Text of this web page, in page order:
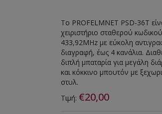
Το PROFELMNET PSD-36T
χειριστήριο σταθερού κωδικού
433,92MHz με εύκολη
διαγραφή, έως 4 κανάλια.
διπλή μπαταρία για μεγάλη
και κόκκινο μπουτόν με
στυλ.
Τιμή: €20,00